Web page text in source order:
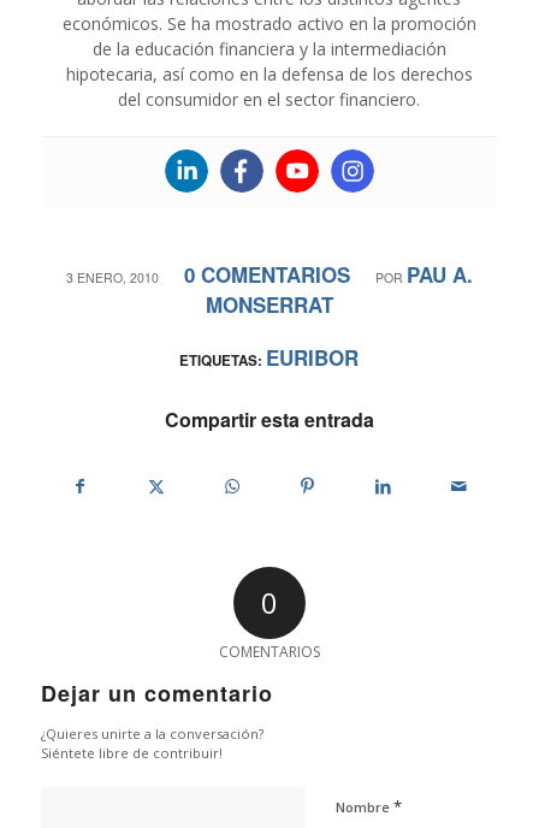
económicos. Se ha mostrado activo en la promoción
de la educación financiera y la intermediación
hipotecaria, así como en la defensa de los derechos
del consumidor en el sector financiero.
3 ENERO, 2010
/ 0 COMENTARIOS
/ POR PAU A.
MONSERRAT
ETIQUETAS: EURIBOR
Compartir esta entrada
0
COMENTARIOS
Dejar un comentario
¿Quieres unirte a la conversación?
Siéntete libre de contribuir!
Nombre *